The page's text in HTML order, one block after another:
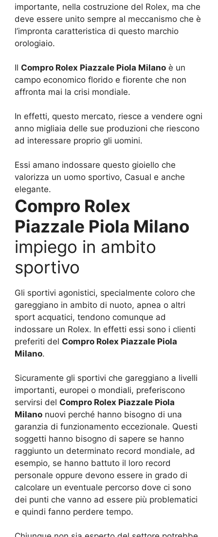
importante, nella costruzione del Rolex, ma che
deve essere unito sempre al meccanismo che è
l’impronta caratteristica di questo marchio
orologiaio.
Il Compro Rolex Piazzale Piola Milano è un
campo economico florido e fiorente che non
affronta mai la crisi mondiale.
In effetti, questo mercato, riesce a vendere ogni
anno migliaia delle sue produzioni che riescono
ad interessare proprio gli uomini.
Essi amano indossare questo gioiello che
valorizza un uomo sportivo, Casual e anche
elegante.
Compro Rolex
Piazzale Piola Milano
impiego in ambito
sportivo
Gli sportivi agonistici, specialmente coloro che
gareggiano in ambito di nuoto, apnea o altri
sport acquatici, tendono comunque ad
indossare un Rolex. In effetti essi sono i clienti
preferiti del Compro Rolex Piazzale Piola
Milano.
Sicuramente gli sportivi che gareggiano a livelli
importanti, europei o mondiali, preferiscono
servirsi del Compro Rolex Piazzale Piola
Milano nuovi perché hanno bisogno di una
garanzia di funzionamento eccezionale. Questi
soggetti hanno bisogno di sapere se hanno
raggiunto un determinato record mondiale, ad
esempio, se hanno battuto il loro record
personale oppure devono essere in grado di
calcolare un eventuale percorso dove ci sono
dei punti che vanno ad essere più problematici
e quindi fanno perdere tempo.